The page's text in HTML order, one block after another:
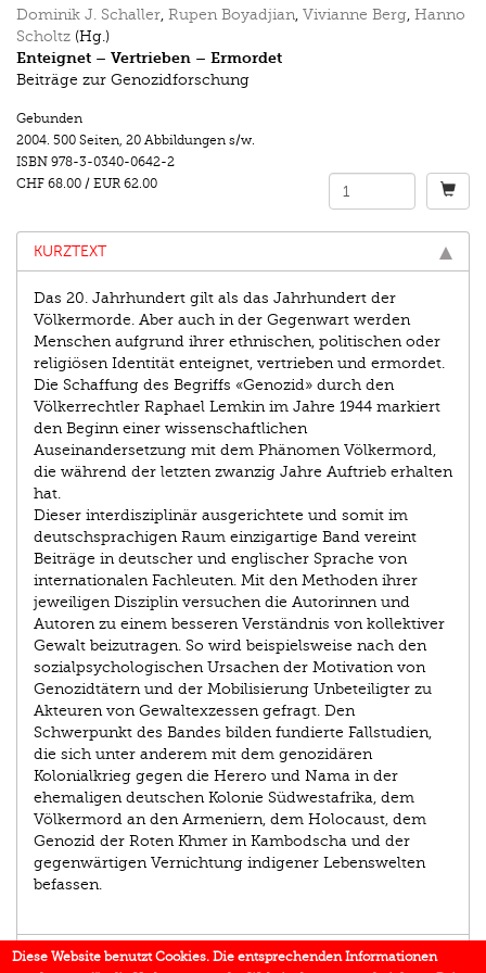
Dominik J. Schaller, Rupen Boyadjian, Vivianne Berg, Hanno
Scholtz (Hg.)
Enteignet – Vertrieben – Ermordet
Beiträge zur Genozidforschung
Gebunden
2004. 500 Seiten, 20 Abbildungen s/w.
ISBN 978-3-0340-0642-2
CHF 68.00 / EUR 62.00
KURZTEXT
Das 20. Jahrhundert gilt als das Jahrhundert der
Völkermorde. Aber auch in der Gegenwart werden
Menschen aufgrund ihrer ethnischen, politischen oder
religiösen Identität enteignet, vertrieben und ermordet.
Die Schaffung des Begriffs «Genozid» durch den
Völkerrechtler Raphael Lemkin im Jahre 1944 markiert
den Beginn einer wissenschaftlichen
Auseinandersetzung mit dem Phänomen Völkermord,
die während der letzten zwanzig Jahre Auftrieb erhalten
hat.
Dieser interdisziplinär ausgerichtete und somit im
deutschsprachigen Raum einzigartige Band vereint
Beiträge in deutscher und englischer Sprache von
internationalen Fachleuten. Mit den Methoden ihrer
jeweiligen Disziplin versuchen die Autorinnen und
Autoren zu einem besseren Verständnis von kollektiver
Gewalt beizutragen. So wird beispielsweise nach den
sozialpsychologischen Ursachen der Motivation von
Genozidtätern und der Mobilisierung Unbeteiligter zu
Akteuren von Gewaltexzessen gefragt. Den
Schwerpunkt des Bandes bilden fundierte Fallstudien,
die sich unter anderem mit dem genozidären
Kolonialkrieg gegen die Herero und Nama in der
ehemaligen deutschen Kolonie Südwestafrika, dem
Völkermord an den Armeniern, dem Holocaust, dem
Genozid der Roten Khmer in Kambodscha und der
gegenwärtigen Vernichtung indigener Lebenswelten
befassen.
AUTOR/IN
Diese Website benutzt Cookies. Die entsprechenden Informationen